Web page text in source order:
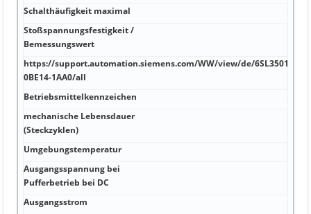
Schalthäufigkeit maximal
Stoßspannungsfestigkeit /
Bemessungswert
https://support.automation.siemens.com/WW/view/de/6SL3501-
0BE14-1AA0/all
Betriebsmittelkennzeichen
mechanische Lebensdauer
(Steckzyklen)
Umgebungstemperatur
Ausgangsspannung bei
Pufferbetrieb bei DC
Ausgangsstrom